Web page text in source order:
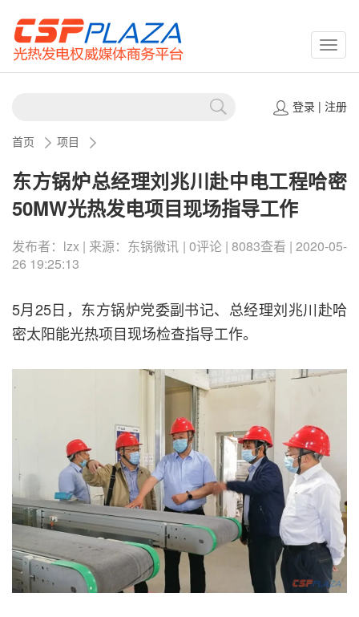
登录| 注册
首页 项目
东方锅炉总经理刘兆川赴中电工程哈密
50MW光热发电项目现场指导工作
发布者：lzx | 来源：东锅微讯 | 0评论 | 8083查看 | 2020-05-
26 19:25:13
5月25日，东方锅炉党委副书记、总经理刘兆川赴哈
密太阳能光热项目现场检查指导工作。